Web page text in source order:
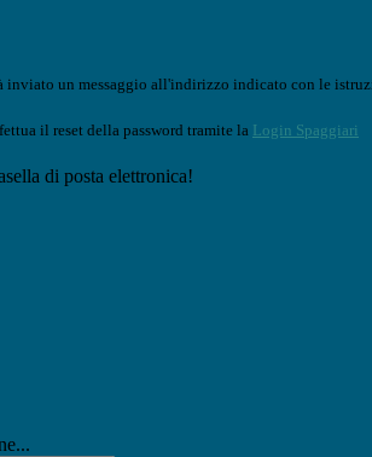
inviato un messaggio all'indirizzo indicato con le
il reset della password tramite la Login Spaggiari
di posta elettronica!